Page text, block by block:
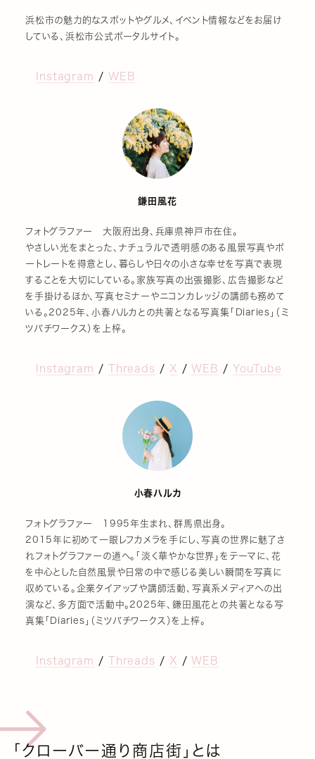
浜松市の魅力的なスポットやグルメ、イベント情報などをお届け
している、浜松市公式ポータルサイト。
Instagram / WEB
鎌田風花
フォトグラファー 大阪府出身、兵庫県神戸市在住。
やさしい光をまとった、ナチュラルで透明感のある風景写真やポ
ートレートを得意とし、暮らしや日々の小さな幸せを写真で表現
することを大切にしている。家族写真の出張撮影、広告撮影など
を手掛けるほか、写真セミナーやニコンカレッジの講師も務めて
いる。2025年、小春ハルカとの共著となる写真集「Diaries」（ミ
ツバチワークス）を上梓。
Instagram / Threads / X / WEB / YouTube
小春ハルカ
フォトグラファー 1995年生まれ、群馬県出身。
2015年に初めて一眼レフカメラを手にし、写真の世界に魅了さ
れフォトグラファーの道へ。「淡く華やかな世界」をテーマに、花
を中心とした自然風景や日常の中で感じる美しい瞬間を写真に
収めている。企業タイアップや講師活動、写真系メディアへの出
演など、多方面で活動中。2025年、鎌田風花との共著となる写
真集「Diaries」（ミツバチワークス）を上梓。
Instagram / Threads / X / WEB
「クローバー通り商店街」とは